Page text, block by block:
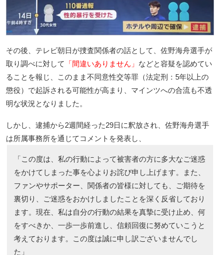
その後、テレビ朝日が捜査関係者の話として、佐野海舟選手が
取り調べに対して
「間違いありません」 などと容疑を認めてい
ることを報じ、このまま不同意性交等罪（法定刑：5年以上の
懲役）で起訴される可能性が高まり、マインツへの合流も不透
明な状況となりました。
しかし、逮捕から2週間経った29日に釈放され、佐野海舟選手
は所属事務所を通じてコメントを発表し、
「この度は、私の行動によって被害者の方に多大なご迷惑
をかけてしまった事を心よりお詫び申し上げます。また、
ファンやサポーター、関係者の皆様に対しても、ご期待を
裏切り、ご迷惑をおかけしましたことを深く反省しており
ます。現在、私は自分の行動の結果を真摯に受け止め、何
をすべきか、一歩一歩前進し、信頼回復に努めていこうと
考えております。この度は誠に申し訳ございませんでし
た」